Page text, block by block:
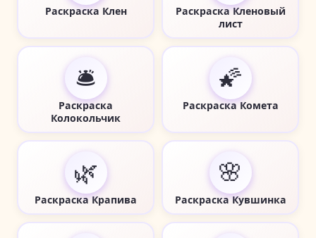
Раскраска Клен
Раскраска Кленовый
лист
🛎️
Раскраска
Колокольчик
🌠
Раскраска Комета
🌿
Раскраска Крапива
🌸
Раскраска Кувшинка